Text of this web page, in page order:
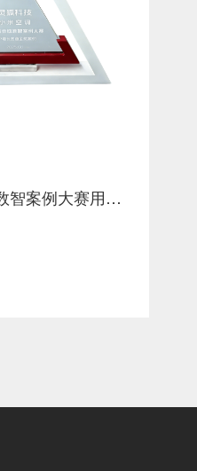
第七届京旗数智案例大赛用户增长赛道金奖案例-小米空调